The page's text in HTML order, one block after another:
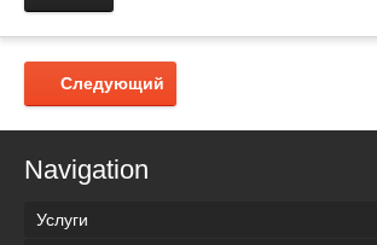
Следующий
Navigation
Услуги